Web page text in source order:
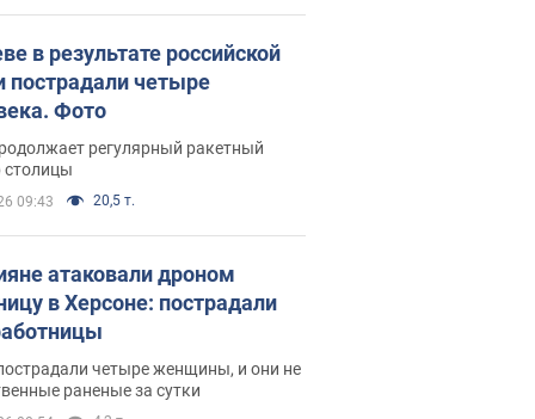
в результате российской
пострадали четыре
Фото
регулярный ракетный
столицы
09:43 20,5 т.
атаковали дроном
в Херсоне: пострадали
четыре женщины, и они не
раненые за сутки